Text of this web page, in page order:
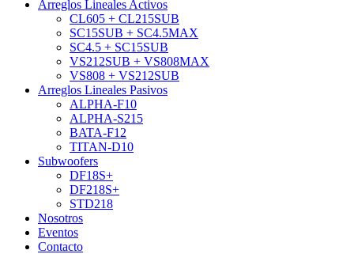
Arreglos Lineales Activos
CL605 + CL215SUB
SC15SUB + SC4.5MAX
SC4.5 + SC15SUB
VS212SUB + VS808MAX
VS808 + VS212SUB
Arreglos Lineales Pasivos
ALPHA-F10
ALPHA-S215
BATA-F12
TITAN-D10
Subwoofers
DF18S+
DF218S+
STD218
Nosotros
Eventos
Contacto